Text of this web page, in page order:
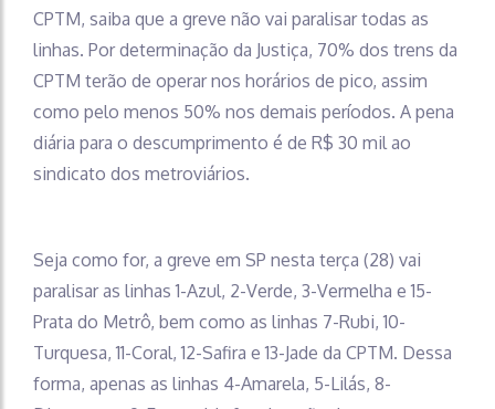
CPTM, saiba que a greve não vai paralisar todas as
linhas. Por determinação da Justiça, 70% dos trens da
CPTM terão de operar nos horários de pico, assim
como pelo menos 50% nos demais períodos. A pena
diária para o descumprimento é de R$ 30 mil ao
sindicato dos metroviários.
Seja como for, a greve em SP nesta terça (28) vai
paralisar as linhas 1-Azul, 2-Verde, 3-Vermelha e 15-
Prata do Metrô, bem como as linhas 7-Rubi, 10-
Turquesa, 11-Coral, 12-Safira e 13-Jade da CPTM. Dessa
forma, apenas as linhas 4-Amarela, 5-Lilás, 8-